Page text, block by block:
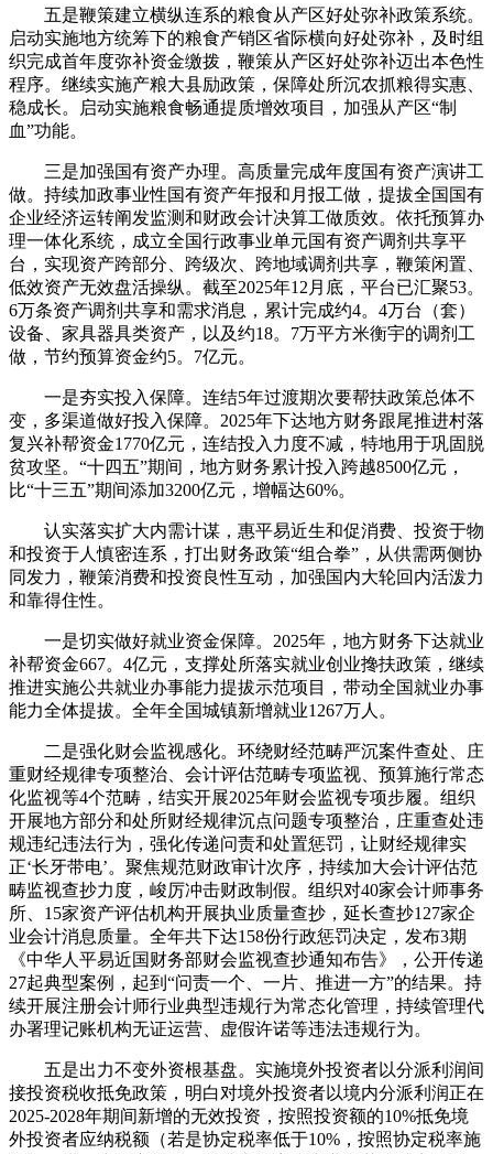
五是鞭策建立横纵连系的粮食从产区好处弥补政策系统。
启动实施地方统筹下的粮食产销区省际横向好处弥补，及时组
织完成首年度弥补资金缴拨，鞭策从产区好处弥补迈出本色性
程序。继续实施产粮大县励政策，保障处所沉农抓粮得实惠、
稳成长。启动实施粮食畅通提质增效项目，加强从产区“制
血”功能。
三是加强国有资产办理。高质量完成年度国有资产演讲工
做。持续加政事业性国有资产年报和月报工做，提拔全国国有
企业经济运转阐发监测和财政会计决算工做质效。依托预算办
理一体化系统，成立全国行政事业单元国有资产调剂共享平
台，实现资产跨部分、跨级次、跨地域调剂共享，鞭策闲置、
低效资产无效盘活操纵。截至2025年12月底，平台已汇聚53。
6万条资产调剂共享和需求消息，累计完成约4。4万台（套）
设备、家具器具类资产，以及约18。7万平方米衡宇的调剂工
做，节约预算资金约5。7亿元。
一是夯实投入保障。连结5年过渡期次要帮扶政策总体不
变，多渠道做好投入保障。2025年下达地方财务跟尾推进村落
复兴补帮资金1770亿元，连结投入力度不减，特地用于巩固脱
贫攻坚。“十四五”期间，地方财务累计投入跨越8500亿元，
比“十三五”期间添加3200亿元，增幅达60%。
认实落实扩大内需计谋，惠平易近生和促消费、投资于物
和投资于人慎密连系，打出财务政策“组合拳”，从供需两侧协
同发力，鞭策消费和投资良性互动，加强国内大轮回内活泼力
和靠得住性。
一是切实做好就业资金保障。2025年，地方财务下达就业
补帮资金667。4亿元，支撑处所落实就业创业搀扶政策，继续
推进实施公共就业办事能力提拔示范项目，带动全国就业办事
能力全体提拔。全年全国城镇新增就业1267万人。
二是强化财会监视感化。环绕财经范畴严沉案件查处、庄
重财经规律专项整治、会计评估范畴专项监视、预算施行常态
化监视等4个范畴，结实开展2025年财会监视专项步履。组织
开展地方部分和处所财经规律沉点问题专项整治，庄重查处违
规违纪违法行为，强化传递问责和处置惩罚，让财经规律实
正‘长牙带电’。聚焦规范财政审计次序，持续加大会计评估范
畴监视查抄力度，峻厉冲击财政制假。组织对40家会计师事务
所、15家资产评估机构开展执业质量查抄，延长查抄127家企
业会计消息质量。全年共下达158份行政惩罚决定，发布3期
《中华人平易近国财务部财会监视查抄通知布告》，公开传递
27起典型案例，起到“问责一个、一片、推进一方”的结果。持
续开展注册会计师行业典型违规行为常态化管理，持续管理代
办署理记账机构无证运营、虚假许诺等违法违规行为。
五是出力不变外资根基盘。实施境外投资者以分派利润间
接投资税收抵免政策，明白对境外投资者以境内分派利润正在
2025-2028年期间新增的无效投资，按照投资额的10%抵免境
外投资者应纳税额（若是协定税率低于10%，按照协定税率施